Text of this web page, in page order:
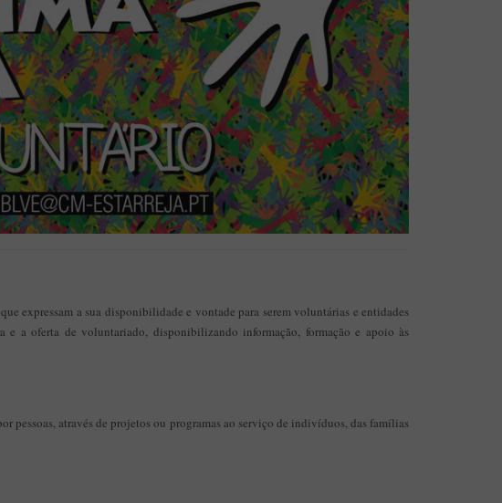
Aplicação Sentir Estarreja
Museu Fábrica da História – Arroz
expressam a sua disponibilidade e vontade para serem voluntárias e entidades
a oferta de voluntariado, disponibilizando informação, formação e apoio às
pessoas, através de projetos ou programas ao serviço de indivíduos, das famílias